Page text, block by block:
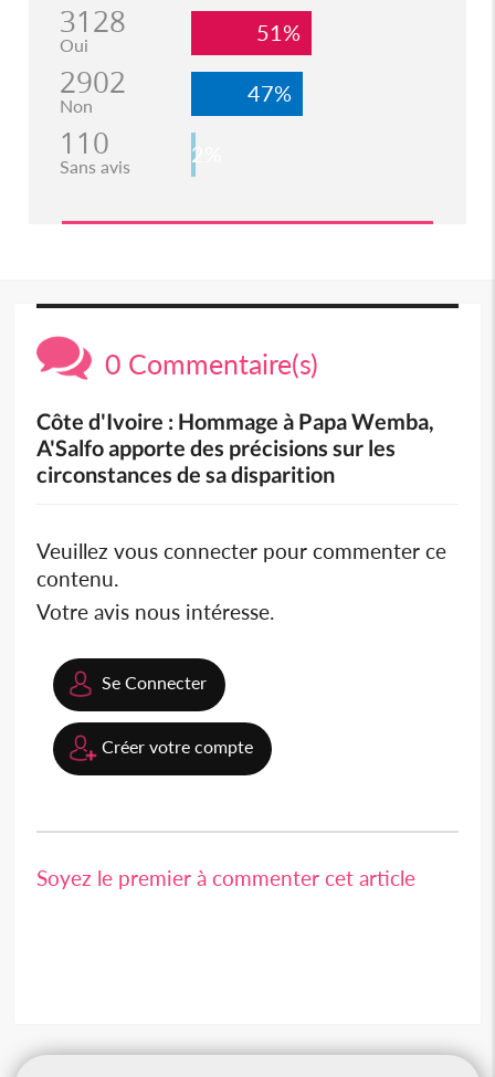
3128
Oui 51%
2902
Non 47%
110
Sans avis 2%
0 Commentaire(s)
Côte d'Ivoire : Hommage à Papa Wemba,
A'Salfo apporte des précisions sur les
circonstances de sa disparition
Veuillez vous connecter pour commenter ce
contenu.
Votre avis nous intéresse.
Se Connecter
Créer votre compte
Soyez le premier à commenter cet article